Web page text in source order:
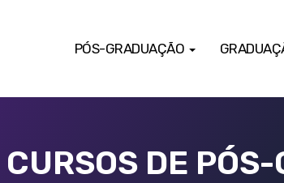
PÓS-GRADUAÇÃO
DE